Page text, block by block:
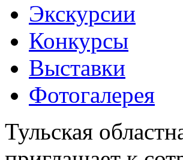
Экскурсии
Конкурсы
Выставки
Фотогалерея
Тульская